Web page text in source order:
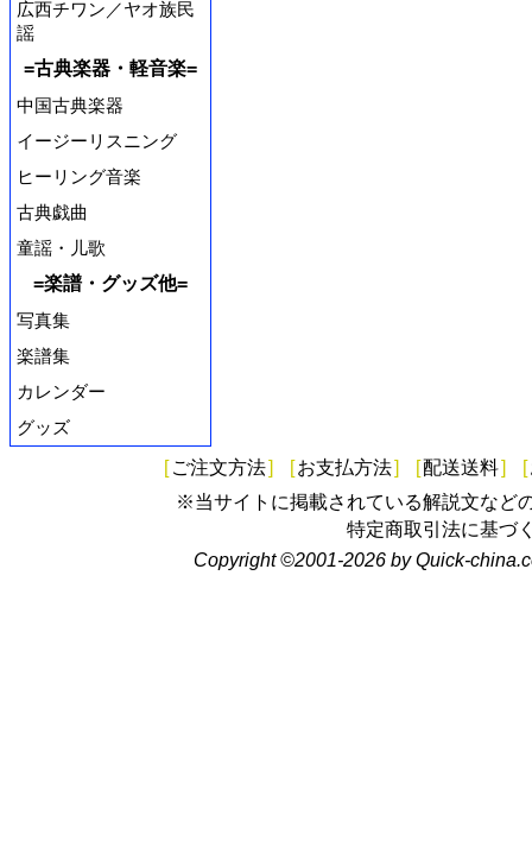
広西チワン／ヤオ族民
謡
=古典楽器・軽音楽=
中国古典楽器
イージーリスニング
ヒーリング音楽
古典戯曲
童謡・儿歌
=楽譜・グッズ他=
写真集
楽譜集
カレンダー
グッズ
[ ご注文方法] [お支払方法] [配送送料] [
※当サイトに掲載されている解説文など
特定商取引法に基づ
Copyright ©2001-2026 by Quick-